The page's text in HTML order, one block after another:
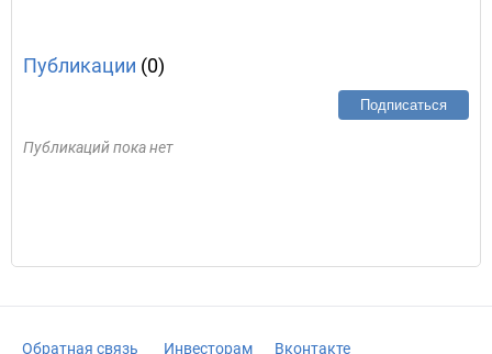
Публикации (0)
Подписаться
Публикаций пока нет
Обратная связь Инвесторам Вконтакте